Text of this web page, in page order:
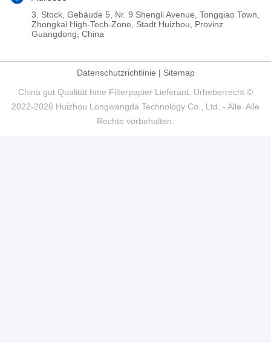
3. Stock, Gebäude 5, Nr. 9 Shengli Avenue, Tongqiao Town,
Zhongkai High-Tech-Zone, Stadt Huizhou, Provinz
Guangdong, China
Datenschutzrichtlinie | Sitemap
China gut Qualität hme Filterpapier Lieferant. Urheberrecht ©
2022-2026 Huizhou Longwangda Technology Co., Ltd. - Alle. Alle
Rechte vorbehalten.